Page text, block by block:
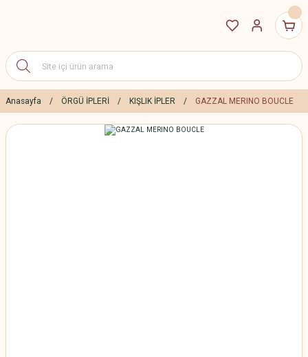
Anasayfa ÖRGÜ İPLERİ KIŞLIK İPLER GAZZAL MERINO BOUCLE